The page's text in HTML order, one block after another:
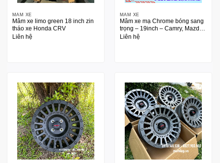
MÂM XE
Mâm xe limo green 18 inch zin
tháo xe Honda CRV
Liên hệ
MÂM XE
Mâm xe mạ Chrome bóng sang
trọng – 19inch – Camry, Mazda
3, Mazda 6
Liên hệ